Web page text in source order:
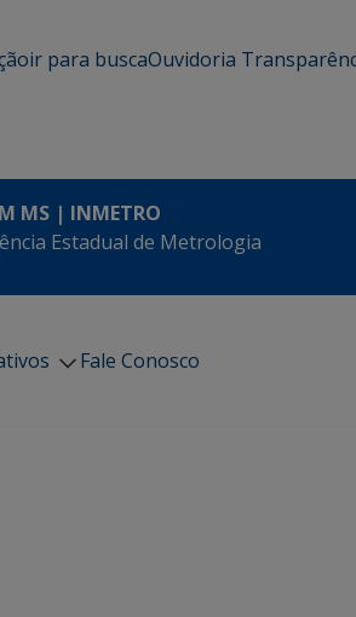
ir para buscaOuvidoria
MS | INMETRO
Estadual de Metrologia
Fale Conosco